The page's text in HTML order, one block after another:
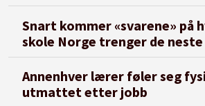
Snart kommer «svarene» på
skole Norge trenger de neste
Annenhver lærer føler seg
utmattet etter jobb